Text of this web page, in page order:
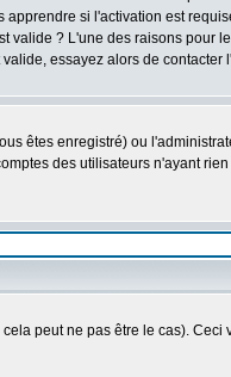
si l'activation est
valide ? L'une des raisons pour
essayez alors de contacter
êtes enregistré) ou
des utilisateurs n'ayant
peut ne pas être le cas). Ceci